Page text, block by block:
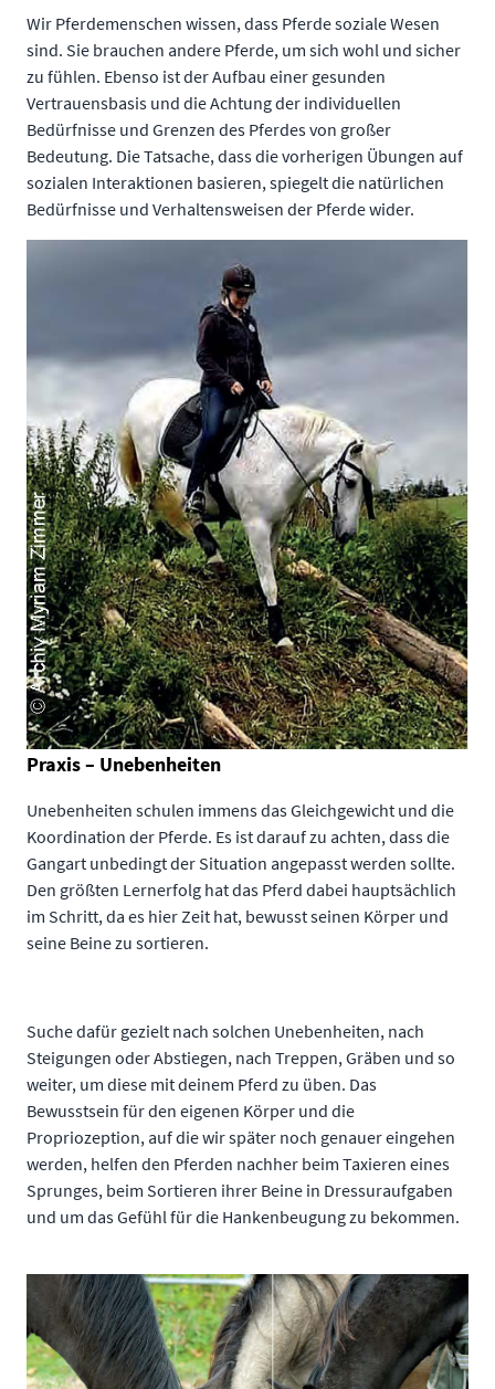
Wir Pferdemenschen wissen, dass Pferde soziale Wesen
sind. Sie brauchen andere Pferde, um sich wohl und sicher
zu fühlen. Ebenso ist der Aufbau einer gesunden
Vertrauensbasis und die Achtung der individuellen
Bedürfnisse und Grenzen des Pferdes von großer
Bedeutung. Die Tatsache, dass die vorherigen Übungen auf
sozialen Interaktionen basieren, spiegelt die natürlichen
Bedürfnisse und Verhaltensweisen der Pferde wider.
Praxis – Unebenheiten
Unebenheiten schulen immens das Gleichgewicht und die
Koordination der Pferde. Es ist darauf zu achten, dass die
Gangart unbedingt der Situation angepasst werden sollte.
Den größten Lernerfolg hat das Pferd dabei hauptsächlich
im Schritt, da es hier Zeit hat, bewusst seinen Körper und
seine Beine zu sortieren.
Suche dafür gezielt nach solchen Unebenheiten, nach
Steigungen oder Abstiegen, nach Treppen, Gräben und so
weiter, um diese mit deinem Pferd zu üben. Das
Bewusstsein für den eigenen Körper und die
Propriozeption, auf die wir später noch genauer eingehen
werden, helfen den Pferden nachher beim Taxieren eines
Sprunges, beim Sortieren ihrer Beine in Dressuraufgaben
und um das Gefühl für die Hankenbeugung zu bekommen.